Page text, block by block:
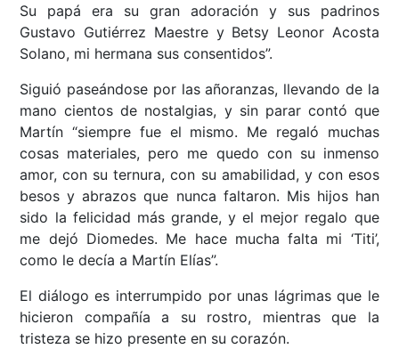
Su papá era su gran adoración y sus padrinos
Gustavo Gutiérrez Maestre y Betsy Leonor Acosta
Solano, mi hermana sus consentidos”.
Siguió paseándose por las añoranzas, llevando de la
mano cientos de nostalgias, y sin parar contó que
Martín “siempre fue el mismo. Me regaló muchas
cosas materiales, pero me quedo con su inmenso
amor, con su ternura, con su amabilidad, y con esos
besos y abrazos que nunca faltaron. Mis hijos han
sido la felicidad más grande, y el mejor regalo que
me dejó Diomedes. Me hace mucha falta mi ‘Titi’,
como le decía a Martín Elías”.
El diálogo es interrumpido por unas lágrimas que le
hicieron compañía a su rostro, mientras que la
tristeza se hizo presente en su corazón.